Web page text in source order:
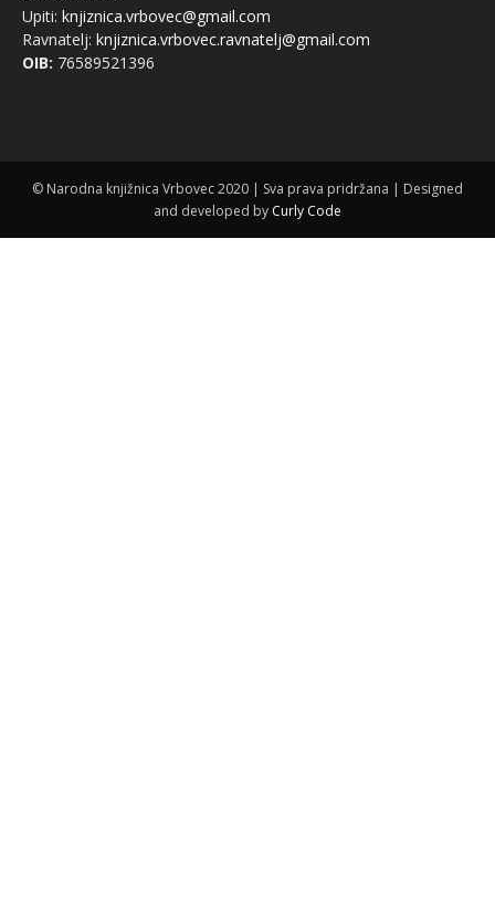
Upiti: knjiznica.vrbovec@gmail.com
Ravnatelj: knjiznica.vrbovec.ravnatelj@gmail.com
OIB: 76589521396
© Narodna knjižnica Vrbovec 2020 | Sva prava pridržana | Designed
and developed by Curly Code